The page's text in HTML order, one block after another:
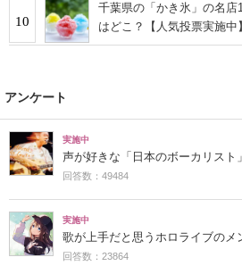
10
千葉県の「かき氷」の名
はどこ？【人気投票実施中】
アンケート
実施中
声が好きな「日本のボーカリスト
回答数：49484
実施中
歌が上手だと思うホロライブのメ
回答数：23864